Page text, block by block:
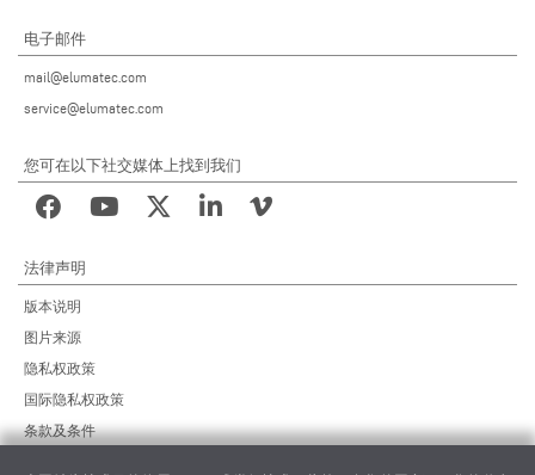
电子邮件
mail@elumatec.com
service@elumatec.com
您可在以下社交媒体上找到我们
法律声明
版本说明
图片来源
隐私权政策
国际隐私权政策
条款及条件